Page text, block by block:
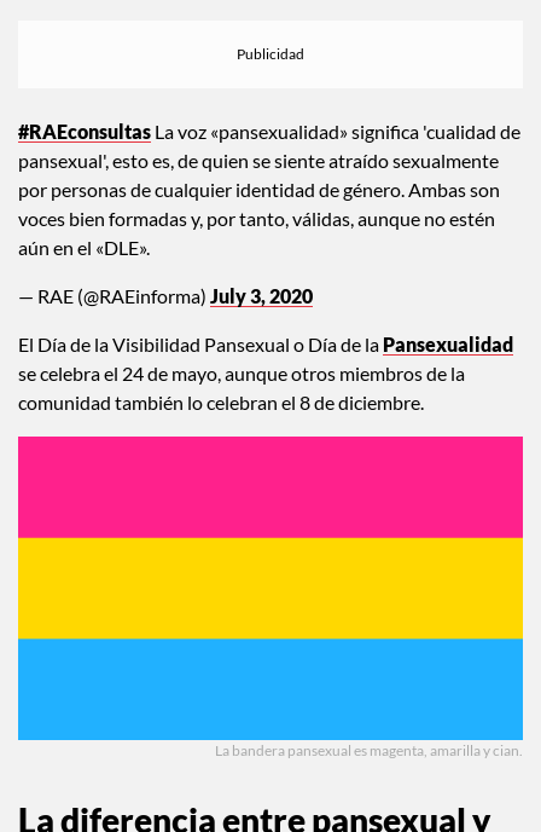
#RAEconsultas La voz «pansexualidad» significa 'cualidad de
pansexual', esto es, de quien se siente atraído sexualmente
por personas de cualquier identidad de género. Ambas son
voces bien formadas y, por tanto, válidas, aunque no estén
aún en el «DLE».
— RAE (@RAEinforma) July 3, 2020
El Día de la Visibilidad Pansexual o Día de la Pansexualidad
se celebra el 24 de mayo, aunque otros miembros de la
comunidad también lo celebran el 8 de diciembre.
La bandera pansexual es magenta, amarilla y cian.
La diferencia entre pansexual y